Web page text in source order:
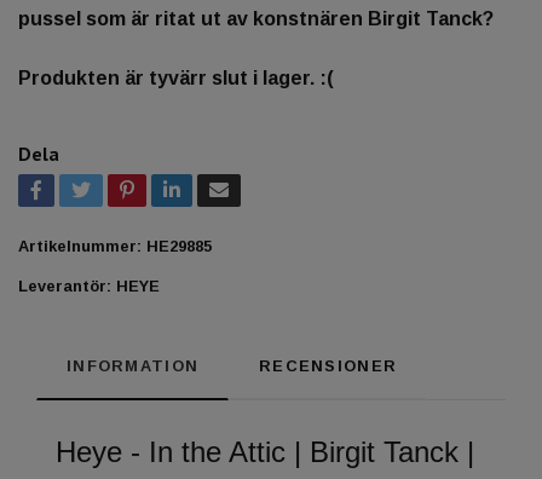
pussel som är ritat ut av konstnären Birgit Tanck?
Produkten är tyvärr slut i lager. :(
Dela
Artikelnummer: HE29885
Leverantör: HEYE
INFORMATION RECENSIONER
Heye - In the Attic | Birgit Tanck |